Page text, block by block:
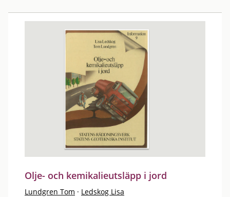
Olje- och kemikalieutsläpp i jord
Lundgren Tom · Ledskog Lisa